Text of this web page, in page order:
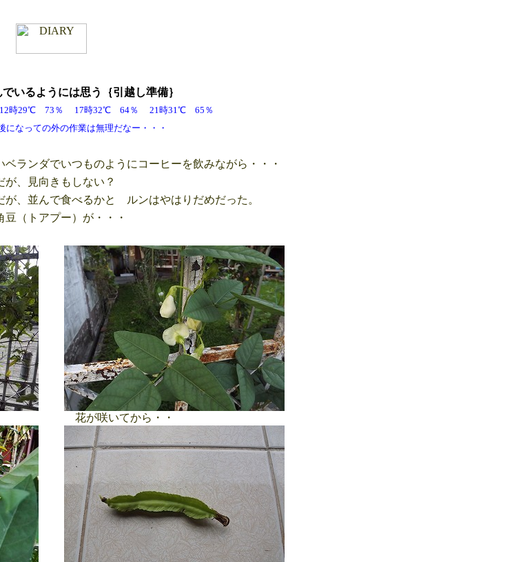
いるようには思う｛引越し準備｝
12時29℃ 73％ 17時32℃ 64％ 21時31℃ 65％
の外の作業は無理だなー・・・
ランダでいつものようにコーヒーを飲みながら・・・
、見向きもしない？
、並んで食べるかと ルンはやはりだめだった。
（トアプー）が・・・
花が咲いてから・・